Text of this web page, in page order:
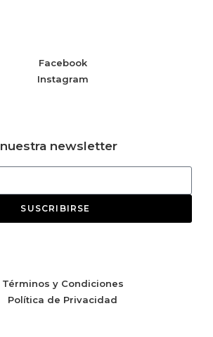
Facebook
Instagram
newsletter
SUSCRIBIRSE
Términos y Condiciones
Política de Privacidad